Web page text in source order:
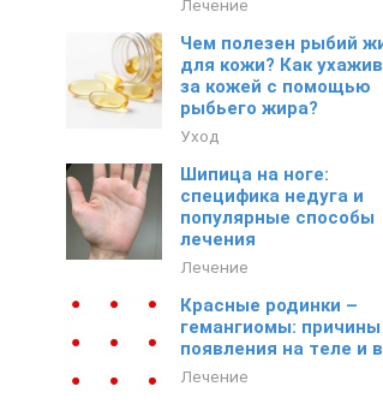
Лечение
Чем полезен рыбий
для кожи? Как
за кожей с помощью
рыбьего жира?
Уход
Шипица на ноге:
специфика недуга и
популярные способы
лечения
Лечение
Красные родинки –
гемангиомы: причины
появления на теле и
Лечение